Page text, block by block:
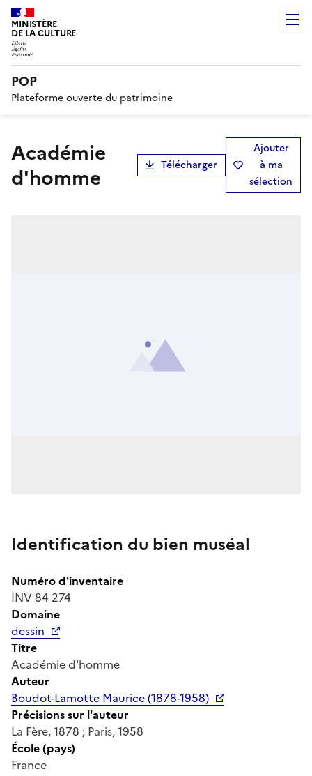
MINISTÈRE
DE LA CULTURE
POP
Plateforme ouverte du patrimoine
Académie
d'homme
Télécharger
Ajouter
à ma
sélection
Identification du bien muséal
Numéro d'inventaire
INV 84 274
Domaine
dessin
Titre
Académie d'homme
Auteur
Boudot-Lamotte Maurice (1878-1958)
Précisions sur l'auteur
La Fère, 1878 ; Paris, 1958
École (pays)
France